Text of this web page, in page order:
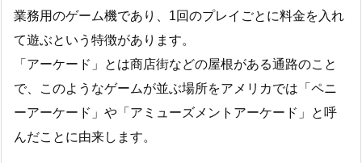
業務用のゲーム機であり、1回のプレイごとに料金を入れ
て遊ぶという特徴があります。
「アーケード」とは商店街などの屋根がある通路のこと
で、このようなゲームが並ぶ場所をアメリカでは「ペニ
ーアーケード」や「アミューズメントアーケード」と呼
んだことに由来します。